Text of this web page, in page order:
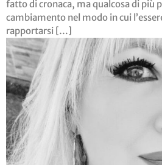
fatto di cronaca, ma qualcosa di più
cambiamento nel modo in cui
rapportarsi […]